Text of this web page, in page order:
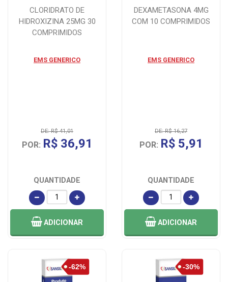
CLORIDRATO DE
HIDROXIZINA 25MG 30
COMPRIMIDOS
EMS GENERICO
DE: R$ 41,01
POR: R$ 36,91
QUANTIDADE
ADICIONAR
DEXAMETASONA 4MG
COM 10 COMPRIMIDOS
EMS GENERICO
DE: R$ 16,27
POR: R$ 5,91
QUANTIDADE
ADICIONAR